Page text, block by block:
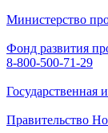
Министерство
Фонд развития
8-800-500-71-29
Правительство